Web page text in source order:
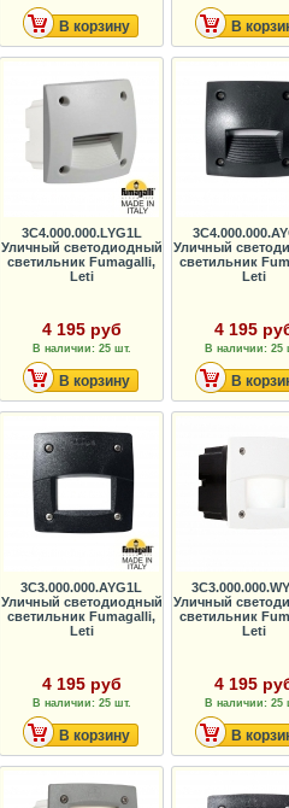
В корзину В
3C4.000.000.LYG1L
Уличный светодиодный
светильник Fumagalli,
Leti
4 195 руб
В наличии: 25 шт.
В корзину
Уличный
светильник
Leti
4 195
В наличии: 25
В
3C3.000.000.AYG1L
Уличный светодиодный
светильник Fumagalli,
Leti
4 195 руб
В наличии: 25 шт.
В корзину
Уличный
светильник
Leti
4 195
В наличии: 25
В